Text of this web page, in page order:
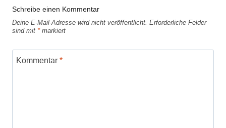
Schreibe einen Kommentar
Deine E-Mail-Adresse wird nicht veröffentlicht. Erforderliche Felder
sind mit *markiert
Kommentar *